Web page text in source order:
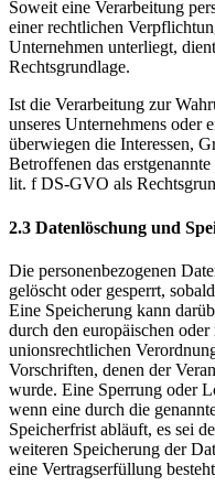
Soweit eine Verarbeitung
einer rechtlichen
Unternehmen unterliegt,
Rechtsgrundlage.
Ist die Verarbeitung zur
unseres Unternehmens oder
überwiegen die Interessen,
Betroffenen das
lit. f DS-GVO als
2.3 Datenlöschung und
Die personenbezogenen
gelöscht oder gesperrt,
Eine Speicherung kann
durch den europäischen
unionsrechtlichen
Vorschriften, denen der
wurde. Eine Sperrung oder
wenn eine durch die
Speicherfrist abläuft, es sei
weiteren Speicherung der
eine Vertragserfüllung